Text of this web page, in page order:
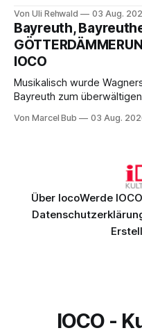
Musik und einem neuen
Nicholas Brownlee sorgen
Bayreuther Festspiele
Von Uli Rehwald 03 Aug.
Bayreuth,
IOCO
Musikalisch wurde
Bayreuth zum
exzellentes
Von Marcel Bub 03 Aug.
Über IocoWerde
IOCO -